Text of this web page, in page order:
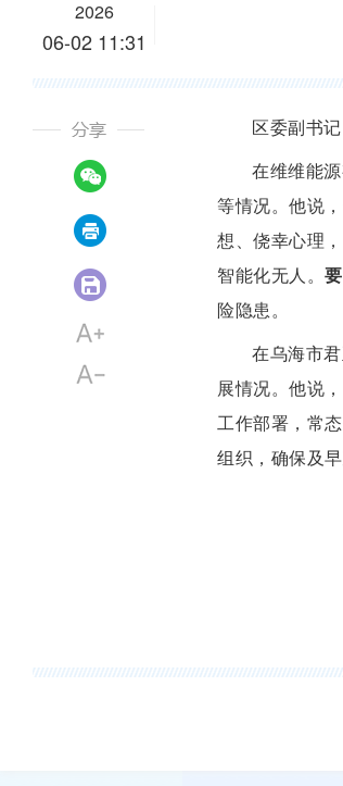
2026
06-02 11:31
区委副书
在维维能
等情况。他说
想、侥幸心理
智能化无人。要
险隐患。
在乌海市
展情况。他说
工作部署，常
组织，确保及早